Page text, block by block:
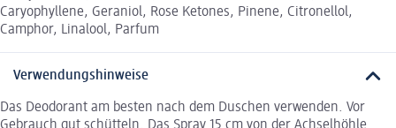
Caryophyllene, Geraniol, Rose Ketones, Pinene, Citronellol,
Camphor, Linalool, Parfum
Verwendungshinweise
Das Deodorant am besten nach dem Duschen verwenden. Vor